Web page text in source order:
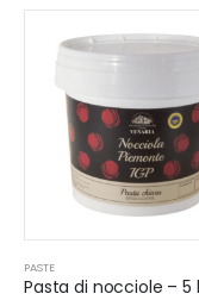
PASTE
Pasta di nocciole – 5